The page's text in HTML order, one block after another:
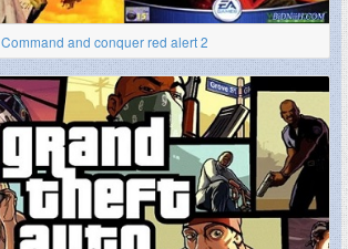
Command and conquer red alert 2